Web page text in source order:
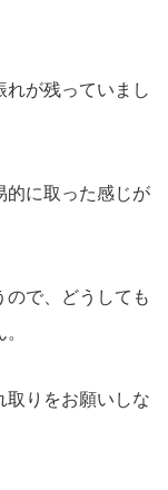
が残っていまし
的に取った感じが
で、どうしても
取りをお願いしな